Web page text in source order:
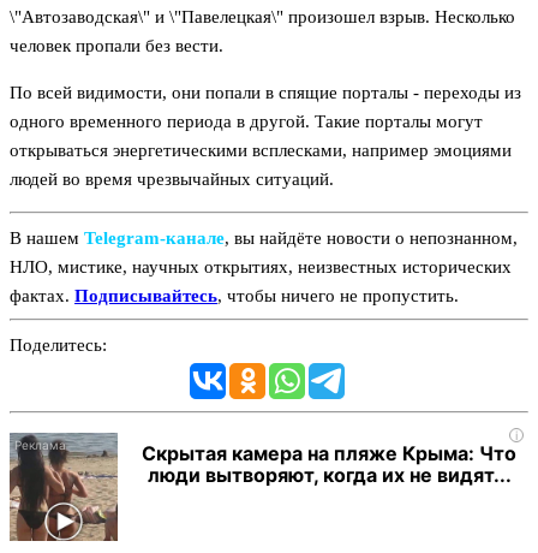
\"Автозаводская\" и \"Павелецкая\" произошел взрыв. Несколько
человек пропали без вести.
По всей видимости, они попали в спящие порталы - переходы из
одного временного периода в другой. Такие порталы могут
открываться энергетическими всплесками, например эмоциями
людей во время чрезвычайных ситуаций.
В нашем Telegram‑канале, вы найдёте новости о непознанном,
НЛО, мистике, научных открытиях, неизвестных исторических
фактах. Подписывайтесь, чтобы ничего не пропустить.
Поделитесь:
i
Скрытая камера на пляже Крыма: Что
люди вытворяют, когда их не видят...